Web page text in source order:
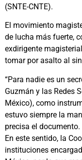
(SNTE-CNTE).
El movimiento
de lucha más fuerte,
exdirigente
tomar por asalto al
“Para nadie es un
Guzmán y las Redes
México), como
estuvo siempre la
precisa el documento.
En este sentido, la
instituciones